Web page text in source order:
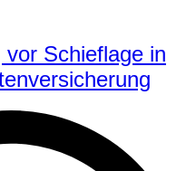
Schieflage in